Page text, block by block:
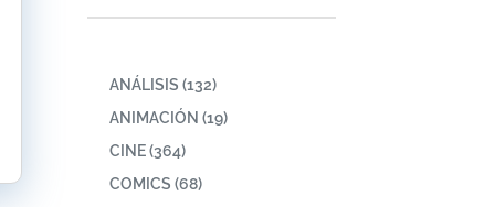
ANÁLISIS (132)
ANIMACIÓN (19)
CINE(364)
COMICS (68)